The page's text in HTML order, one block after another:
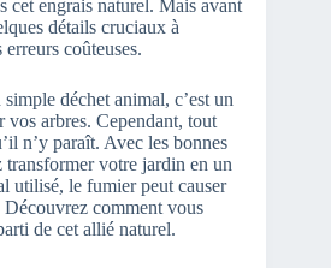
cet engrais naturel. Mais avant
détails cruciaux à
coûteuses.
déchet animal, c’est un
vos arbres. Cependant, tout
n’y paraît. Avec les bonnes
transformer votre jardin en un
utilisé, le fumier peut causer
comment vous
de cet allié naturel.